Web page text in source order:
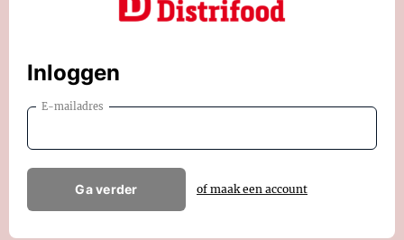
Inloggen
E-mailadres
Ga verder of maak een account